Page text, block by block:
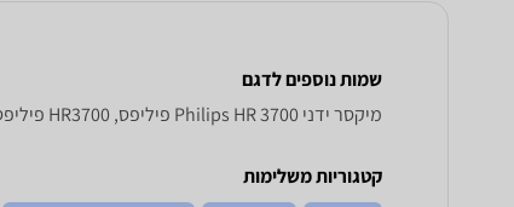
שמות נוספים לדגם
‏מיקסר ידני Philips HR 3700 פיליפס, HR3700 פיליפס , פיליפס HR3700
קטגוריות משלימות